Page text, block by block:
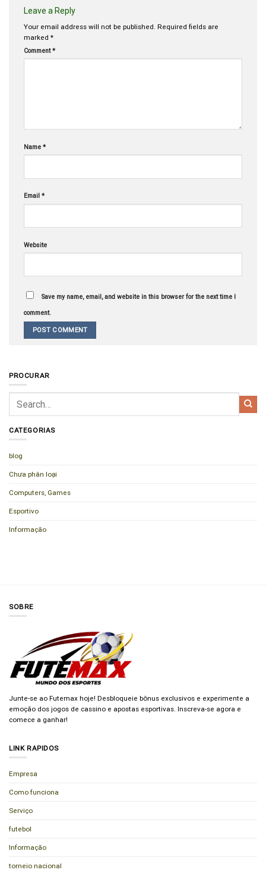
Leave a Reply
Your email address will not be published. Required fields are
marked *
Comment*
Name *
Email *
Website
Save my name, email, and website in this browser for the next time I
comment.
PROCURAR
CATEGORIAS
blog
Chưa phân loại
Computers, Games
Esportivo
Informação
SOBRE
Junte-se ao Futemax hoje! Desbloqueie bônus exclusivos e experimente a
emoção dos jogos de cassino e apostas esportivas. Inscreva-se agora e
comece a ganhar!
LINK RAPIDOS
Empresa
Como funciona
Serviço
futebol
Informação
torneio nacional